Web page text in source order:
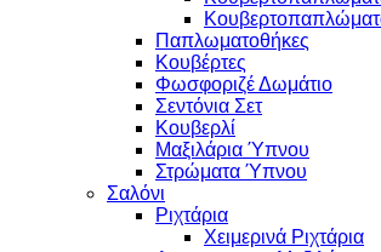
Παπλωματοθήκες
Κουβέρτες
Φωσφοριζέ Δωμάτιο
Σεντόνια Σετ
Κουβερλί
Μαξιλάρια Ύπνου
Στρώματα Ύπνου
Σαλόνι
Ριχτάρια
Χειμερινά Ριχτάρια